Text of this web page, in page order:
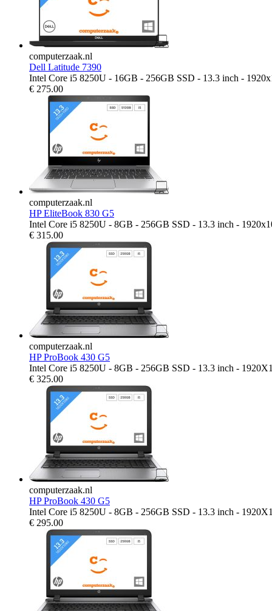
computerzaak.nl
Dell Latitude 7390
Intel Core i5 8250U - 16GB - 256GB SSD - 13.3 inch -
€ 275.00
computerzaak.nl
HP EliteBook 830 G5
Intel Core i5 8250U - 8GB - 256GB SSD - 13.3 inch -
€ 315.00
computerzaak.nl
HP ProBook 430 G5
Intel Core i5 8250U - 8GB - 256GB SSD - 13.3 inch -
€ 325.00
computerzaak.nl
HP ProBook 430 G5
Intel Core i5 8250U - 8GB - 256GB SSD - 13.3 inch -
€ 295.00